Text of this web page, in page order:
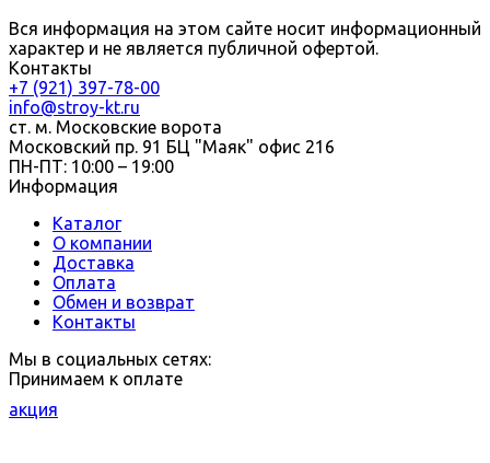
Вся информация на этом сайте носит информационный
характер и не является публичной офертой.
Контакты
+7 (921) 397-78-00
info@stroy-kt.ru
ст. м. Московские ворота
Московский пр. 91 БЦ "Маяк" офис 216
ПН-ПТ: 10:00 – 19:00
Информация
Каталог
О компании
Доставка
Оплата
Обмен и возврат
Контакты
Мы в социальных сетях:
Принимаем к оплате
акция